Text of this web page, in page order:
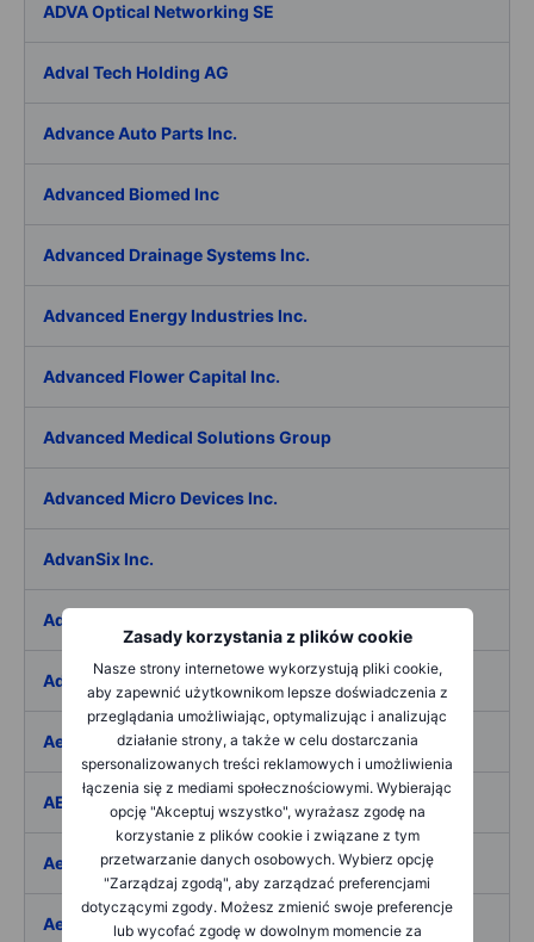
Zasady korzystania z plików cookie
Nasze strony internetowe wykorzystują pliki cookie,
aby zapewnić użytkownikom lepsze doświadczenia z
przeglądania umożliwiając, optymalizując i analizując
działanie strony, a także w celu dostarczania
spersonalizowanych treści reklamowych i umożliwienia
łączenia się z mediami społecznościowymi. Wybierając
opcję "Akceptuj wszystko", wyrażasz zgodę na
korzystanie z plików cookie i związane z tym
przetwarzanie danych osobowych. Wybierz opcję
"Zarządzaj zgodą", aby zarządzać preferencjami
dotyczącymi zgody. Możesz zmienić swoje preferencje
lub wycofać zgodę w dowolnym momencie za
ADVA Optical Networking SE
Adval Tech Holding AG
Advance Auto Parts Inc.
Advanced Biomed Inc
Advanced Drainage Systems Inc.
Advanced Energy Industries Inc.
Advanced Flower Capital Inc.
Advanced Medical Solutions Group
Advanced Micro Devices Inc.
AdvanSix Inc.
Advantage Solutions Inc.
Adyen NV
Aebi Schmidt Holding AG
AECOM
Aedes SpA
Aedifica SICAFI SA